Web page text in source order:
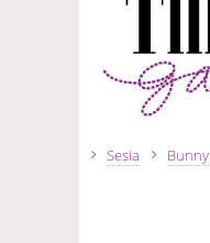
Sesia Bunny